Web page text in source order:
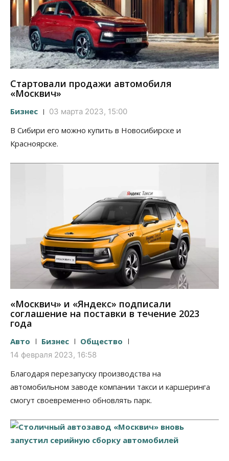
Стартовали продажи автомобиля
«Москвич»
Бизнес 03 марта 2023, 15:00
В Сибири его можно купить в Новосибирске и
Красноярске.
«Москвич» и «Яндекс» подписали
соглашение на поставки в течение 2023
года
Авто Бизнес Общество
14 февраля 2023, 16:58
Благодаря перезапуску производства на
автомобильном заводе компании такси и каршеринга
смогут своевременно обновлять парк.